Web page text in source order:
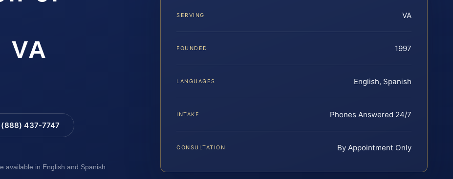
(888) 437-7747
available in English and Spanish
SERVING VA
FOUNDED 1997
LANGUAGES English, Spanish
INTAKE Phones Answered 24/7
CONSULTATION By Appointment Only